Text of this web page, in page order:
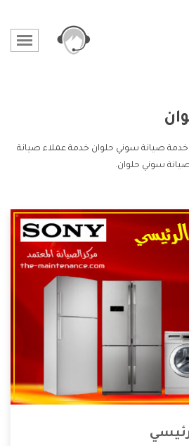
خدمة صيانة سوني حلوان خدمة عملاء صيانة
سوني حلوان.